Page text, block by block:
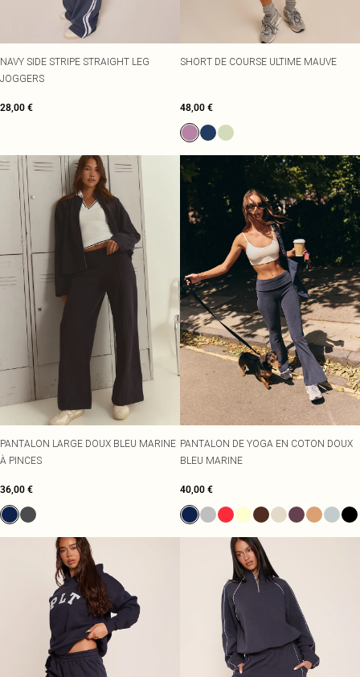
NAVY SIDE STRIPE STRAIGHT LEG
JOGGERS
28,00 €
SHORT DE COURSE ULTIME MAUVE
48,00 €
PANTALON LARGE DOUX BLEU MARINE
À PINCES
36,00 €
PANTALON DE YOGA EN COTON DOUX
BLEU MARINE
40,00 €